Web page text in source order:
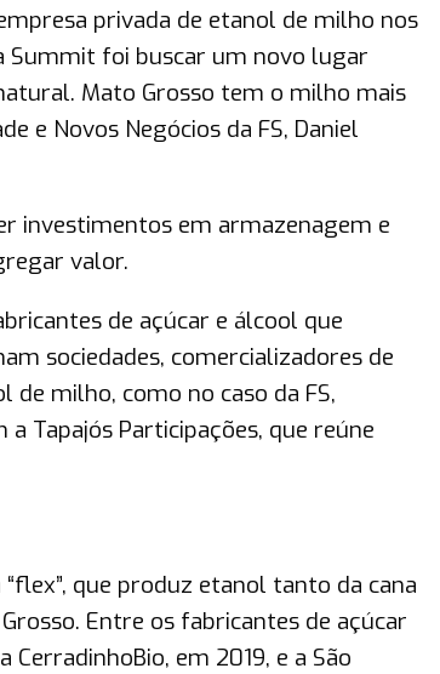
privada de etanol de milho nos
Summit foi buscar um novo lugar
Mato Grosso tem o milho mais
e Novos Negócios da FS, Daniel
investimentos em armazenagem e
valor.
de açúcar e álcool que
sociedades, comercializadores de
de milho, como no caso da FS,
Tapajós Participações, que reúne
que produz etanol tanto da cana
Entre os fabricantes de açúcar
em 2019, e a São